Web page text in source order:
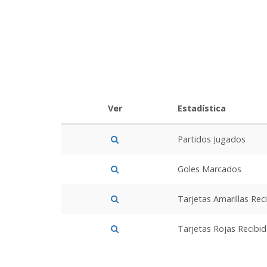
Ver Estadística
Partidos Jugados
Goles Marcados
Tarjetas Amarillas
Tarjetas Rojas